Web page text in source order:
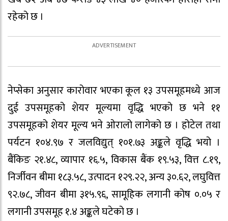
रहेको छ ।
नेप्सेका अनुसार कारोवार भएका कूल १३ उपसमूहमध्ये आज
दुई उपसमूहको शेयर मूल्यमा वृद्धि भएको छ भने ११
उपसमूहको शेयर मूल्य भने ओरालो लागेको छ । होटेल तथा
पर्यटन १०४.९७ र जलविद्युत् १०१.७३ अङ्कले वृद्धि भयो ।
बैंकिङ २१.४८, व्यापार १६.५, विकास बैंक १९.५३, वित्त ८.१९,
निर्जीवन बीमा १८३.५८, उत्पादन १२९.२२, अन्य ३०.६२, लघुवित्त
९२.७८, जीवन बीमा ३१५.९६, सामूहिक लगानी कोष ०.०५ र
लगानी उपसमूह १.४ अङ्कले घटेको छ ।